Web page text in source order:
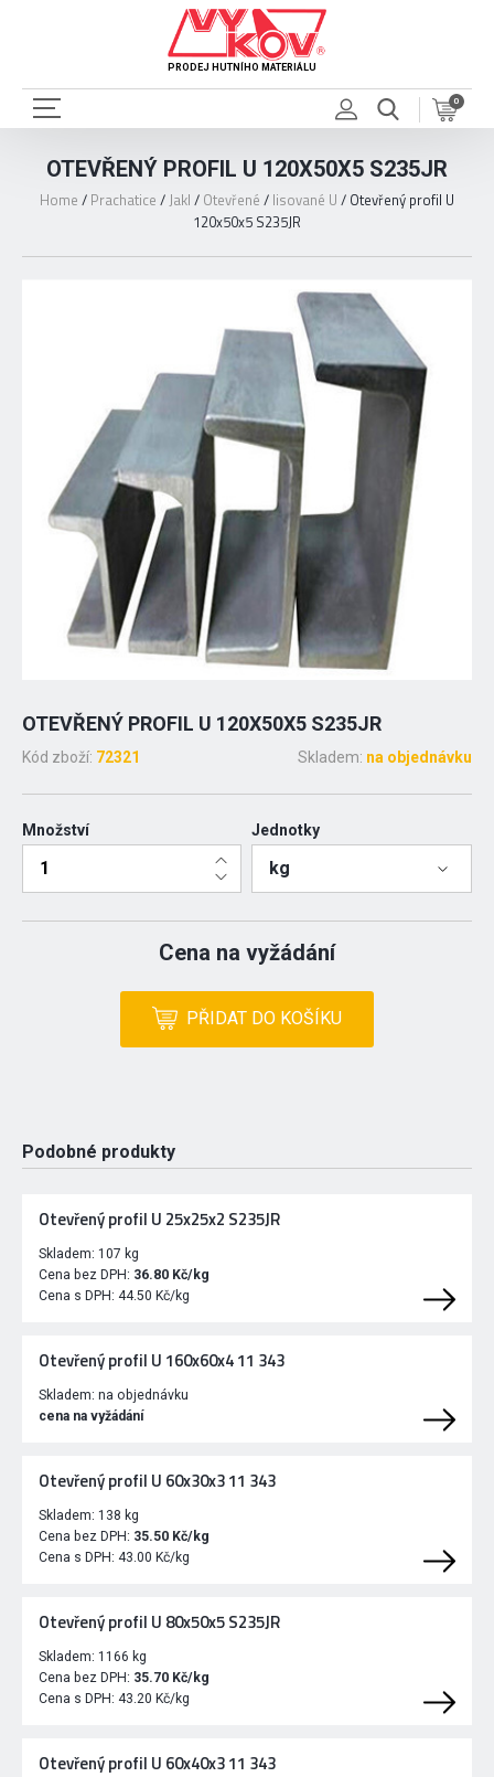
PRODEJ HUTNÍHO MATERIÁLU
0
OTEVŘENÝ PROFIL U 120X50X5 S235JR
Home / Prachatice /Jakl / Otevřené / lisované U / Otevřený profil U
120x50x5 S235JR
OTEVŘENÝ PROFIL U 120X50X5 S235JR
Kód zboží: 72321 Skladem: na objednávku
Množství Jednotky
kg
Cena na vyžádání
PŘIDAT DO KOŠÍKU
Podobné produkty
Otevřený profil U 25x25x2 S235JR
Skladem: 107 kg
Cena bez DPH: 36.80 Kč/kg
Cena s DPH: 44.50 Kč/kg
Otevřený profil U 160x60x4 11 343
Skladem: na objednávku
cena na vyžádání
Otevřený profil U 60x30x3 11 343
Skladem: 138 kg
Cena bez DPH: 35.50 Kč/kg
Cena s DPH: 43.00 Kč/kg
Otevřený profil U 80x50x5 S235JR
Skladem: 1166 kg
Cena bez DPH: 35.70 Kč/kg
Cena s DPH: 43.20 Kč/kg
Otevřený profil U 60x40x3 11 343